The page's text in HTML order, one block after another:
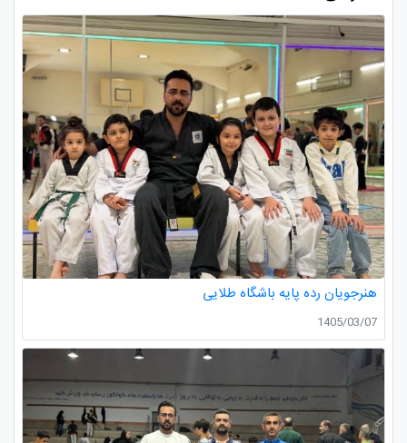
هنرجویان رده پایه باشگاه طلایی
1405/03/07